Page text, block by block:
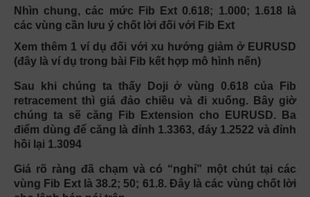
Nhìn chung, các mức Fib Ext 0.618; 1.000; 1.618 là
các vùng cần lưu ý chốt lời đối với Fib Ext
Xem thêm 1 ví dụ đối với xu hướng giảm ở EURUSD
(đây là ví dụ trong bài Fib kết hợp mô hình nến)
Sau khi chúng ta thấy Doji ở vùng 0.618 của Fib
retracement thì giá đảo chiều và đi xuống. Bây giờ
chúng ta sẽ căng Fib Extension cho EURUSD. Ba
điểm dùng để căng là đỉnh 1.3363, đáy 1.2522 và đỉnh
hồi lại 1.3094
Giá rõ ràng đã chạm và có “nghỉ” một chút tại các
vùng Fib Ext là 38.2; 50; 61.8. Đây là các vùng chốt lời